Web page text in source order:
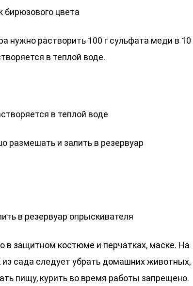
цвета
нужно растворить 100 г сульфата меди в 10
в теплой воде.
в теплой воде
размешать и залить в резервуар
в резервуар опрыскивателя
в защитном костюме и перчатках, маске. На
сада следует убрать домашних животных,
пищу, курить во время работы запрещено.